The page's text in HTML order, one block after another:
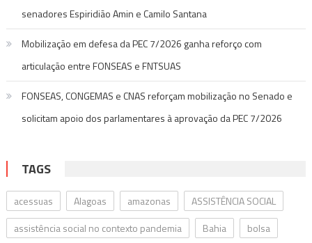
senadores Espiridião Amin e Camilo Santana
Mobilização em defesa da PEC 7/2026 ganha reforço com
articulação entre FONSEAS e FNTSUAS
FONSEAS, CONGEMAS e CNAS reforçam mobilização no Senado e
solicitam apoio dos parlamentares à aprovação da PEC 7/2026
TAGS
acessuas Alagoas amazonas
ASSISTÊNCIA SOCIAL
assistência social no contexto pandemia
Bahia
bolsa